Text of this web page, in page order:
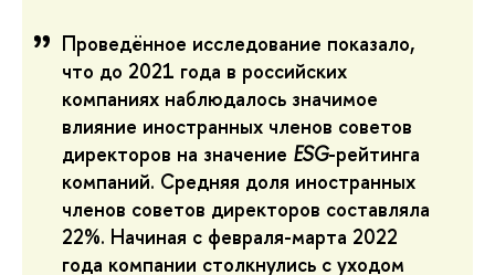
Проведённое исследование показало,
что до 2021 года в российских
компаниях наблюдалось значимое
влияние иностранных членов советов
директоров на значение ESG-рейтинга
компаний. Средняя доля иностранных
членов советов директоров составляла
22%. Начиная с февраля-марта 2022
года компании столкнулись с уходом